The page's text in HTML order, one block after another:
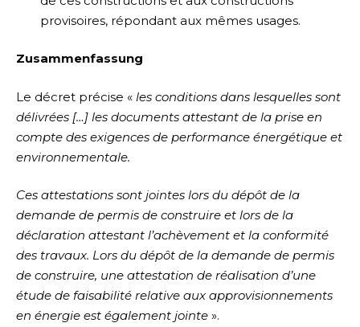
provisoires, répondant aux mêmes usages.
Zusammenfassung
Le décret précise « les conditions dans lesquelles sont
délivrées […] les documents attestant de la prise en
compte des exigences de performance énergétique et
environnementale.
Ces attestations sont jointes lors du dépôt de la
demande de permis de construire et lors de la
déclaration attestant l’achèvement et la conformité
des travaux. Lors du dépôt de la demande de permis
de construire, une attestation de réalisation d’une
étude de faisabilité relative aux approvisionnements
en énergie est également jointe ».